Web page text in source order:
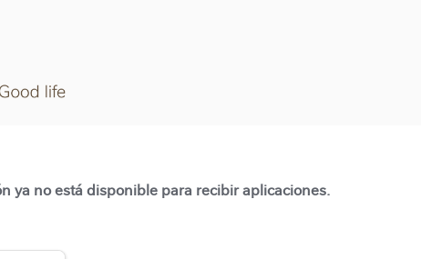
ya no está disponible para recibir aplicaciones.